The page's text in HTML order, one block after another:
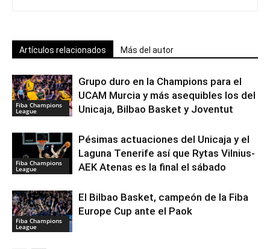
Artículos relacionados Más del autor
Fiba Champions
League
Grupo duro en la Champions para el
UCAM Murcia y más asequibles los del
Unicaja, Bilbao Basket y Joventut
Fiba Champions
League
Pésimas actuaciones del Unicaja y el
Laguna Tenerife así que Rytas Vilnius-
AEK Atenas es la final el sábado
Fiba Champions
League
El Bilbao Basket, campeón de la Fiba
Europe Cup ante el Paok